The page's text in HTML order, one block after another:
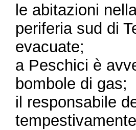
le abitazioni
periferia sud di
evacuate;
a Peschici è
bombole di gas;
il responsabile